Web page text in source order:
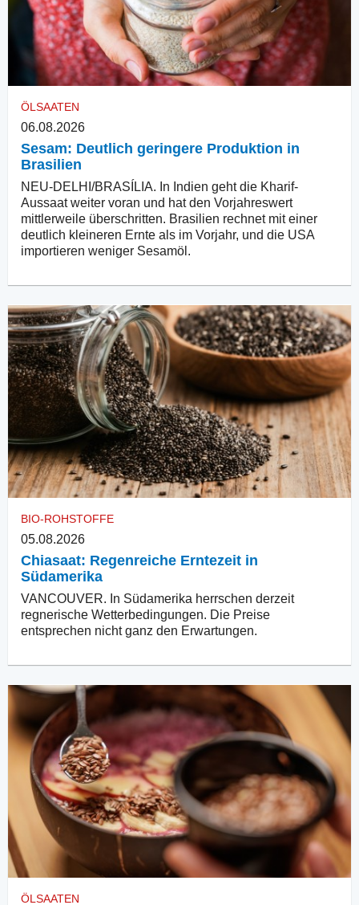
ÖLSAATEN
06.08.2026
Sesam: Deutlich geringere Produktion in
Brasilien
NEU-DELHI/BRASÍLIA. In Indien geht die Kharif-
Aussaat weiter voran und hat den Vorjahreswert
mittlerweile überschritten. Brasilien rechnet mit einer
deutlich kleineren Ernte als im Vorjahr, und die USA
importieren weniger Sesamöl.
BIO-ROHSTOFFE
05.08.2026
Chiasaat: Regenreiche Erntezeit in
Südamerika
VANCOUVER. In Südamerika herrschen derzeit
regnerische Wetterbedingungen. Die Preise
entsprechen nicht ganz den Erwartungen.
ÖLSAATEN